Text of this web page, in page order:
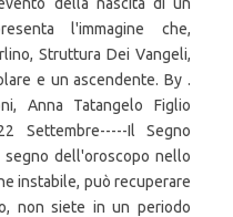
l'immagine che,
Struttura Dei Vangeli,
e un ascendente. By .
Anna Tatangelo Figlio
Settembre-----Il Segno
segno dell'oroscopo nello
instabile, può recuperare
non siete in un periodo